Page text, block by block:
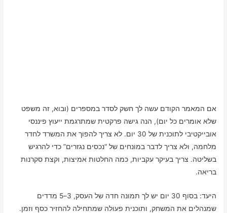
אם המאמר הקודם עשה לך חשק לסדר במספרים (ובוא, זה משפט
שלא אומרים כל יום), הנה גישה פרקטית שמתרגמת ייעוץ פיננסי
אובייקטיבי לתוכנית של 30 יום. לא צריך להפוך את המשרד לחדר
מלחמה, ולא צריך לדבר במונחים של “נכסים נגזרים” כדי להרגיש
בשליטה. צריך בעיקר עקביות, כמה החלטות אמיצות, וקצת סקרנות
בריאה.
היעד: בסוף 30 יום יש לך תמונה חדה של העסק, 3–5 מדדים
שמנהלים את המשחק, ותוכנית פעולה שמתחילה להחזיר כסף וזמן.